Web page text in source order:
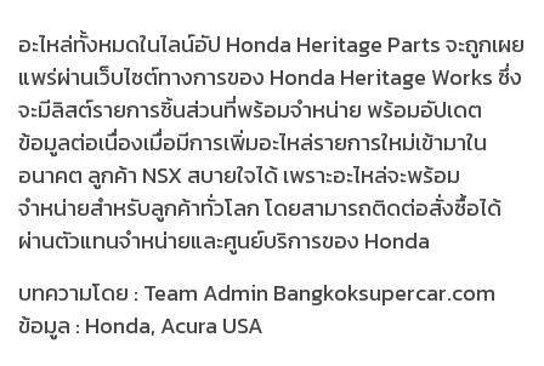
อะไหล่ทั้งหมดในไลน์อัป Honda Heritage Parts จะถูกเผย
แพร่ผ่านเว็บไซต์ทางการของ Honda Heritage Works ซึ่ง
จะมีลิสต์รายการชิ้นส่วนที่พร้อมจำหน่าย พร้อมอัปเดต
ข้อมูลต่อเนื่องเมื่อมีการเพิ่มอะไหล่รายการใหม่เข้ามาใน
อนาคต ลูกค้า NSX สบายใจได้ เพราะอะไหล่จะพร้อม
จำหน่ายสำหรับลูกค้าทั่วโลก โดยสามารถติดต่อสั่งซื้อได้
ผ่านตัวแทนจำหน่ายและศูนย์บริการของ Honda
บทความโดย : Team Admin Bangkoksupercar.com
ข้อมูล : Honda, Acura USA